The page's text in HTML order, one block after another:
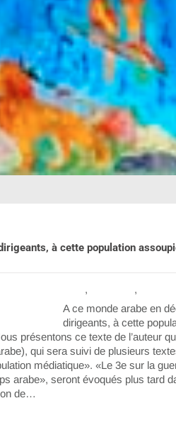
à cette population
, ,
A ce monde arabe en
dirigeants, à cette
présentons ce texte de l’auteur
qui sera suivi de plusieurs
médiatique». «Le 3e sur la
arabe», seront évoqués plus tard
de…